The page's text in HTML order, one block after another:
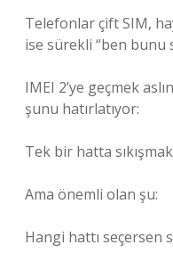
Telefonlar çift SIM,
ise sürekli “ben bunu
IMEI 2’ye geçmek
şunu hatırlatıyor:
Tek bir hatta
Ama önemli olan şu:
Hangi hattı seçersen